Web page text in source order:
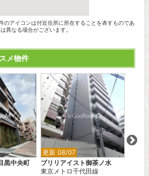
のアイコンは付近住所に所在することを表すものであ
異なる場合がございます。
メ物件
黒中央町
更新 08/07
ブリリアイスト御茶ノ水
東京メトロ千代田線